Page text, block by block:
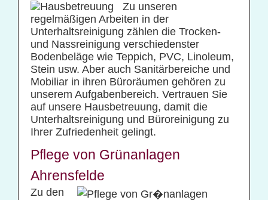
Zu unseren
regelmäßigen Arbeiten in der
Unterhaltsreinigung zählen die Trocken-
und Nassreinigung verschiedenster
Bodenbeläge wie Teppich, PVC, Linoleum,
Stein usw. Aber auch Sanitärbereiche und
Mobiliar in ihren Büroräumen gehören zu
unserem Aufgabenbereich. Vertrauen Sie
auf unsere Hausbetreuung, damit die
Unterhaltsreinigung und Büroreinigung zu
Ihrer Zufriedenheit gelingt.
Pflege von Grünanlagen
Ahrensfelde
Zu den